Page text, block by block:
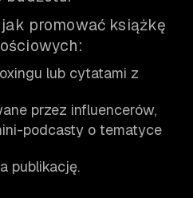
promować książkę
lub cytatami z
przez influencerów,
podcasty o tematyce
publikację.